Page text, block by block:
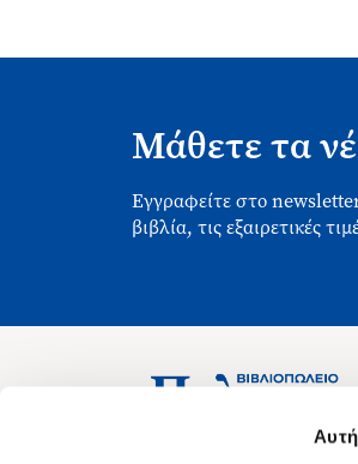
Μάθετε τα
Εγγραφείτε στο
βιβλία, τις εξαιρετικές
Ασκληπιού 1-3, Αθήνα 106 79